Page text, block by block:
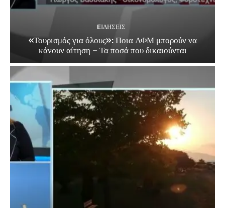
EΙΔΗΣΕΙΣ
«Τουρισμός για όλους»: Ποια ΑΦΜ μπορούν να
κάνουν αίτηση – Τα ποσά που δικαιούνται